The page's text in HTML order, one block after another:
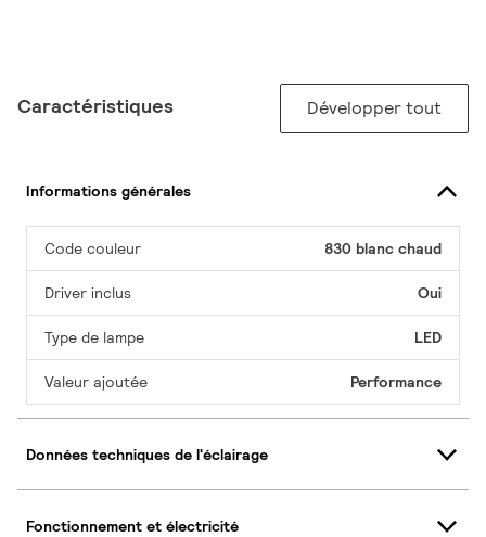
Caractéristiques Développer tout
Informations générales
Code couleur 830 blanc chaud
Driver inclus Oui
Type de lampe LED
Valeur ajoutée Performance
Données techniques de l'éclairage
Fonctionnement et électricité